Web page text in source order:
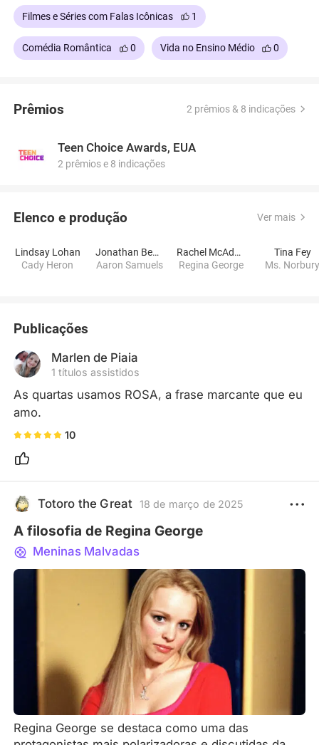
Filmes e Séries com Falas Icônicas 1
Comédia Romântica 0 Vida no Ensino Médio 0
Prêmios 2 prêmios & 8 indicações
Teen Choice Awards, EUA
2 prêmios e 8 indicações
Elenco e produção Ver mais
Lindsay Lohan
Cady Heron
Jonathan Bennett
Aaron Samuels
Rachel McAdams
Regina George
Tina Fey
Ms.
Publicações
Marlen de Piaia
1 títulos assistidos
As quartas usamos ROSA, a frase marcante que eu
amo.
10
Totoro the Great 18 de março de 2025
A filosofia de Regina George
Meninas Malvadas
Regina George se destaca como uma das